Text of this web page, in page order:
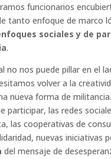
funcionarios
tanto enfoque de marco
sociales y de
.
no nos puede pillar en el
volver a la
nueva forma de
participar, las redes
las cooperativas de
nuevas iniciativas
del mensaje de